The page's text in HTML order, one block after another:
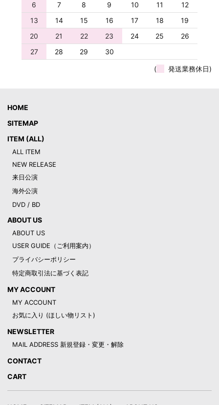
6
7 8 9 10 11
12
13
14 15 16 17 18
19
20
21 22 23 24 25
26
27
28 29 30
( 発送業務休日)
HOME
SITEMAP
ITEM (ALL)
ALL ITEM
NEW RELEASE
来日公演
海外公演
DVD / BD
ABOUT US
ABOUT US
USER GUIDE（ご利用案内）
プライバシーポリシー
特定商取引法に基づく表記
MY ACCOUNT
MY ACCOUNT
お気に入り (ほしい物リスト)
NEWSLETTER
MAIL ADDRESS 新規登録・変更・解除
CONTACT
CART